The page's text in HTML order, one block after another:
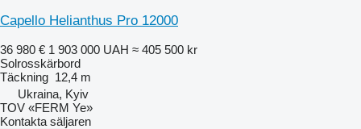
Capello Helianthus Pro 12000
36 980 € 1 903 000 UAH ≈ 405 500 kr
Solrosskärbord
Täckning 12,4 m
Ukraina, Kyiv
TOV «FERM Ye»
Kontakta säljaren